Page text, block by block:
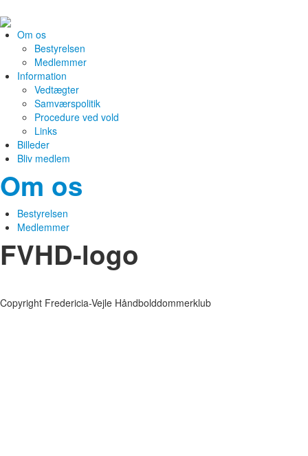
Om os
Bestyrelsen
Medlemmer
Information
Vedtægter
Samværspolitik
Procedure ved vold
Links
Billeder
Bliv medlem
Om os
Bestyrelsen
Medlemmer
FVHD-logo
Copyright Fredericia-Vejle Håndbolddommerklub